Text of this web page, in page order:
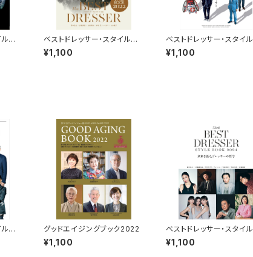
ブッ
ベストドレッサー・スタイルブッ
ク 2022
¥1,100
ベストドレッサー・スタイル
ク 2021
¥1,100
ブッ
グッドエイジングブック2022
¥1,100
ベストドレッサー・スタイル
ク 2024
¥1,100